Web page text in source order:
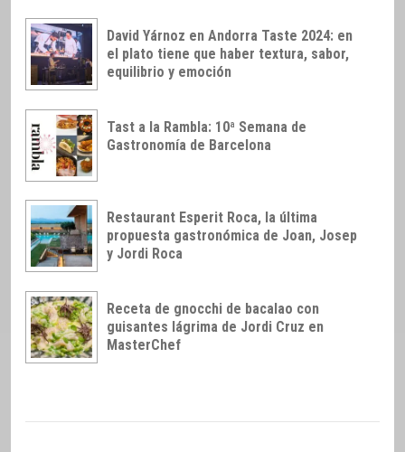
David Yárnoz en Andorra Taste 2024: en
el plato tiene que haber textura, sabor,
equilibrio y emoción
Tast a la Rambla: 10ª Semana de
Gastronomía de Barcelona
Restaurant Esperit Roca, la última
propuesta gastronómica de Joan, Josep
y Jordi Roca
Receta de gnocchi de bacalao con
guisantes lágrima de Jordi Cruz en
MasterChef